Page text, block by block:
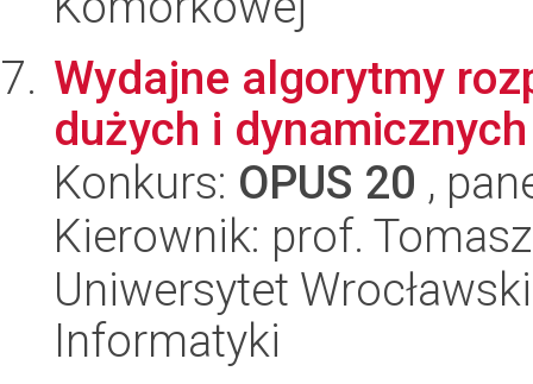
Wydajne algorytmy
dużych i
Konkurs: OPUS 20 ,
Kierownik: prof.
Uniwersytet
Informatyki